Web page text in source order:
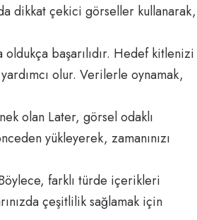
dikkat çekici görseller kullanarak,
başarılıdır. Hedef kitlenizi
olur. Verilerle oynamak,
olan Later, görsel odaklı
yükleyerek, zamanınızı
farklı türde içerikleri
çeşitlilik sağlamak için